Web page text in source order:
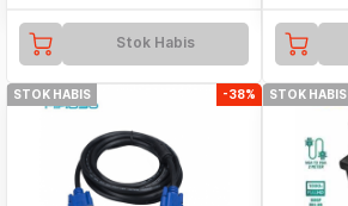
Stok Habis
STOK HABIS -38% STOK HABIS